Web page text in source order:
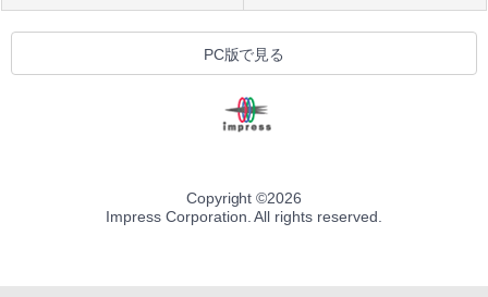
PC版で見る
Copyright ©2026
Impress Corporation. All rights reserved.